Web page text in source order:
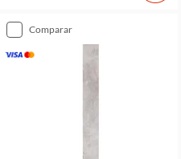
comparar